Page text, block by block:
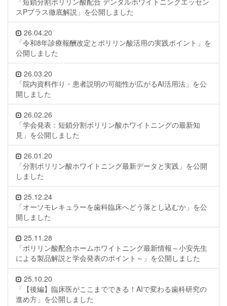
スPプラス徹底解説」を公開しました
26.04.20
「令和8年診療報酬改定とポリリン酸活用の実践ポイント」を
公開しました
26.03.20
「院内資料作り・患者説明の可能性が広がるAI活用法」を公
開しました
26.02.26
「学会発表：短鎖分割ポリリン酸ホワイトニングの最新知
見」を公開しました
26.01.20
「分割ポリリン酸ホワイトニング最新データと実践」を公開
しました
25.12.24
「オーソモレキュラーを歯科臨床へどう落とし込むか」を公
開しました
25.11.28
「ポリリン酸配合ホームホワイトニング最新情報～小安先生
による製品解説と学会発表のポイント～」を公開しました
25.10.20
「【後編】臨床医がここまでできる！AIで変わる歯科研究の
進め方」を公開しました